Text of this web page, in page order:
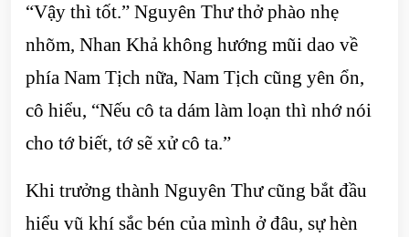
“Vậy thì tốt.” Nguyên Thư thở phào nhẹ
nhõm, Nhan Khả không hướng mũi dao về
phía Nam Tịch nữa, Nam Tịch cũng yên ổn,
cô hiểu, “Nếu cô ta dám làm loạn thì nhớ nói
cho tớ biết, tớ sẽ xử cô ta.”
Khi trưởng thành Nguyên Thư cũng bắt đầu
hiểu vũ khí sắc bén của mình ở đâu, sự hèn